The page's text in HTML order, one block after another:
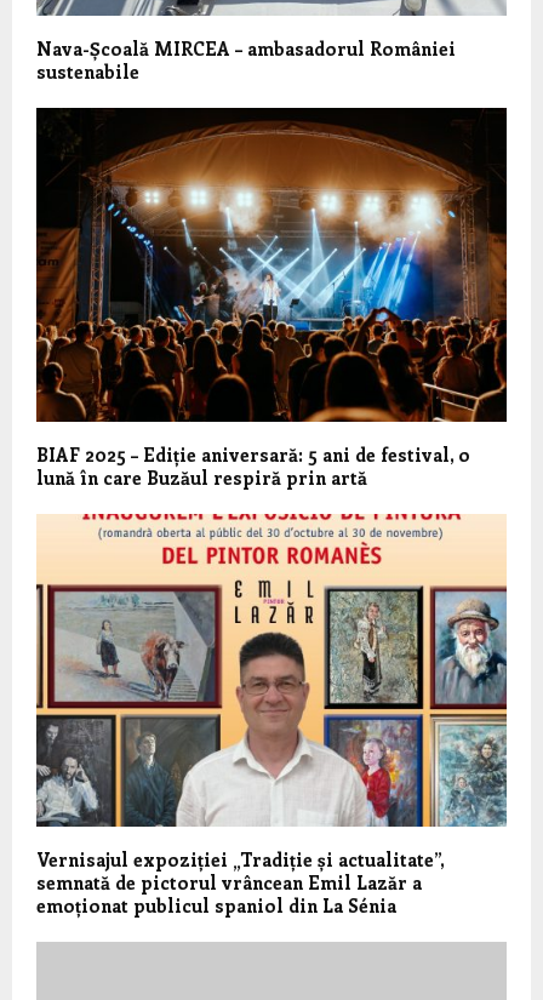
Nava-Școală MIRCEA – ambasadorul României
sustenabile
BIAF 2025 – Ediție aniversară: 5 ani de festival, o
lună în care Buzăul respiră prin artă
Vernisajul expoziției „Tradiție și actualitate”,
semnată de pictorul vrâncean Emil Lazăr a
emoționat publicul spaniol din La Sénia